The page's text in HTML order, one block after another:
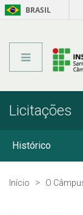
BRASIL
Licitações
Histórico
Horário de
Início O